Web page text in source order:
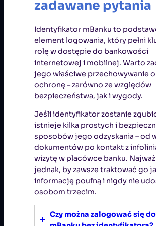
zadawane pytania
Identyfikator mBanku to
element logowania, który pełni
rolę w dostępie do bankowości
internetowej i mobilnej. Warto
jego właściwe przechowywanie
ochronę – zarówno ze względów
bezpieczeństwa, jak i wygody.
Jeśli identyfikator zostanie
istnieje kilka prostych i
sposobów jego odzyskania – od
dokumentów po kontakt z
wizytę w placówce banku.
jednak, by zawsze traktować go
informację poufną i nigdy nie
osobom trzecim.
Czy można zalogować się do